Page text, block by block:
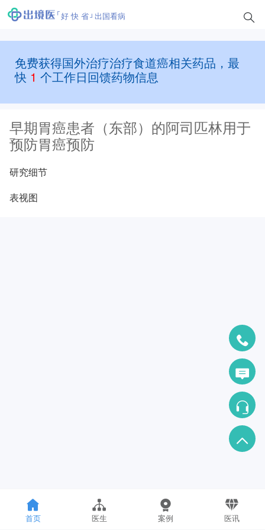
好 快 省 出国看病
免费获得国外治疗治疗食道癌相关药品，最
快 1 个工作日回馈药物信息
早期胃癌患者（东部）的阿司匹林用于
预防胃癌预防
研究细节
表视图
首页 医生 案例 医讯